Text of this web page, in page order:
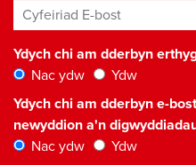
Cyfeiriad E-bost*
Ydych chi am dderbyn
Nac ydw
Ydw
Ydych chi am dderbyn e-
newyddion a'n
Nac ydw
Ydw